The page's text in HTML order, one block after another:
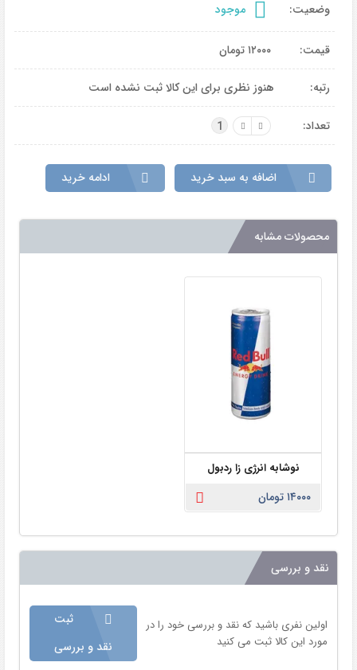
وضعیت: موجود
قیمت: ۱۲۰۰۰تومان
رتبه: هنوز نظری برای این کالا ثبت نشده است
تعداد: 1
اضافه به سبد خرید ادامه خرید
محصولات مشابه
نوشابه انرژی زا ردبول
۱۴۰۰۰ تومان
نقد و بررسی
اولین نفری باشید که نقد و بررسی خود را در
مورد این کالا ثبت می کنید
ثبت
نقد و بررسی